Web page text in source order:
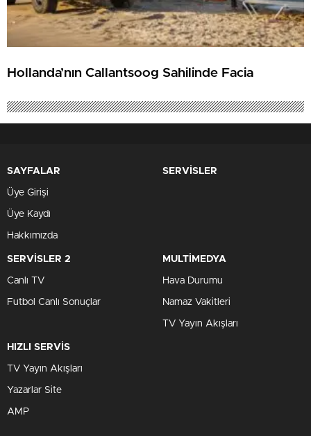
Hollanda’nın Callantsoog Sahilinde Facia
SAYFALAR
Üye Girişi
Üye Kaydı
Hakkımızda
SERVİSLER
SERVİSLER 2
Canlı TV
Futbol Canlı Sonuçlar
MULTİMEDYA
Hava Durumu
Namaz Vakitleri
TV Yayın Akışları
HIZLI SERVİS
TV Yayın Akışları
Yazarlar Site
AMP